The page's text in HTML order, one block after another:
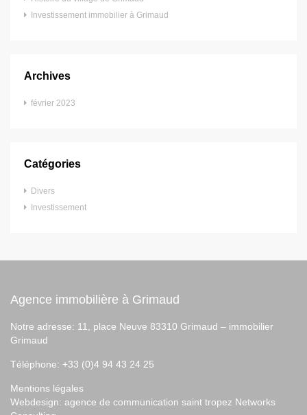
Investissement immobilier à Grimaud
Archives
février 2023
Catégories
Divers
Investissement
Agence immobilière à Grimaud
Notre adresse: 11, place Neuve 83310 Grimaud – immobilier
Grimaud
Téléphone: +33 (0)4 94 43 24 25
Mentions légales
Webdesign: agence de communication saint tropez Networks